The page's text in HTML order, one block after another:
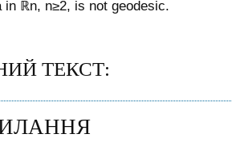
in ℝn, n≥2, is not geodesic.
ТЕКСТ: